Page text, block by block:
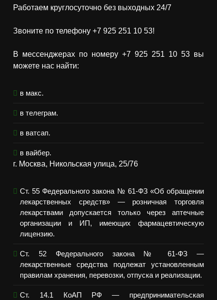
Работаем круглосуточно без выходных 24/7
Звоните по телефону +7 925 251 10 53!
В мессенджерах по номеру +7 925 251 10 53 вы
можете нас найти:
в макс.
в телеграм.
в ватсап.
в вайбер.
г. Москва, Никольская улица, 25/76
Ст. 55 Федерального закона № 61-ФЗ «Об обращении
лекарственных средств» — розничная торговля
лекарствами допускается только через аптечные
организации и ИП, имеющих фармацевтическую
лицензию.
Ст. 52 Федерального закона № 61-ФЗ —
лекарственные средства подлежат установленным
правилам хранения, перевозки, отпуска и реализации.
Ст. 14.1 КоАП РФ — предпринимательская